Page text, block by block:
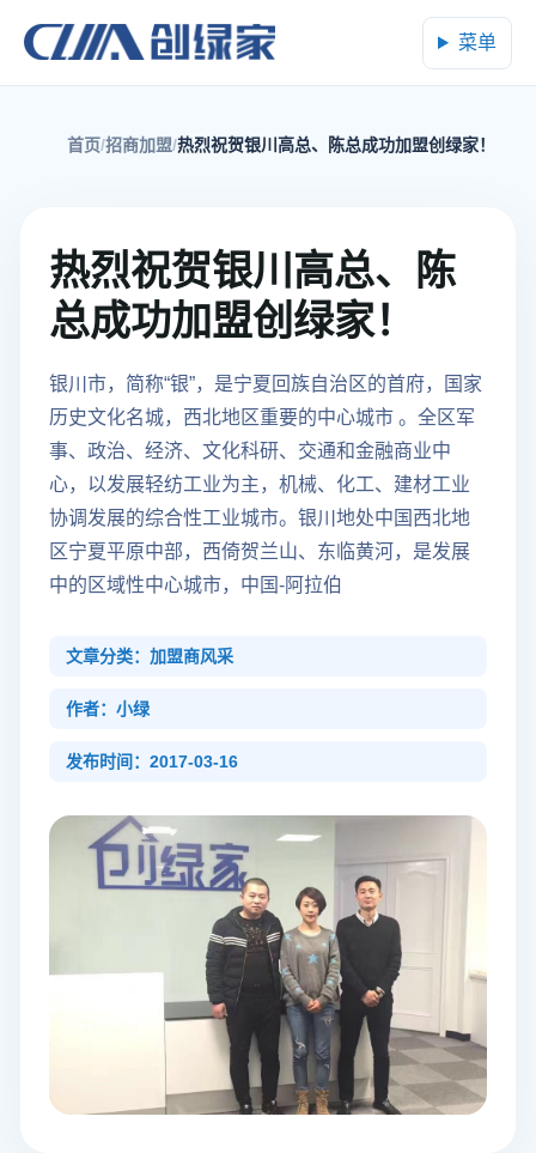
菜单
首页 招商加盟 热烈祝贺银川高总、陈总成功加盟创绿家！
热烈祝贺银川高总、陈
总成功加盟创绿家！
银川市，简称“银”，是宁夏回族自治区的首府，国家
历史文化名城，西北地区重要的中心城市 。全区军
事、政治、经济、文化科研、交通和金融商业中
心，以发展轻纺工业为主，机械、化工、建材工业
协调发展的综合性工业城市。银川地处中国西北地
区宁夏平原中部，西倚贺兰山、东临黄河，是发展
中的区域性中心城市，中国-阿拉伯
文章分类：加盟商风采
作者：小绿
发布时间：2017-03-16